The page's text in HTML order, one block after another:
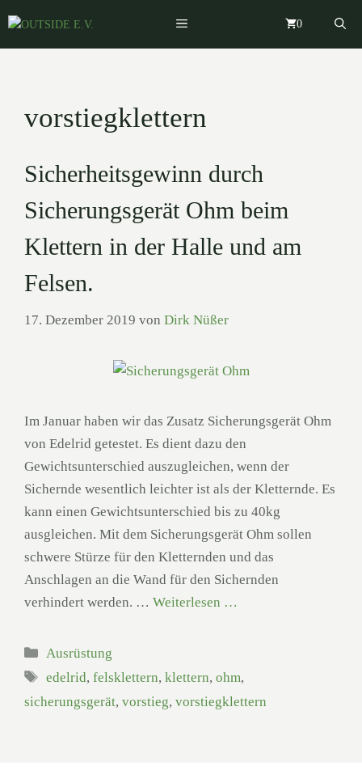
Inhalt
MENÜ 0
vorstiegklettern
Sicherheitsgewinn durch
Sicherungsgerät Ohm beim
Klettern in der Halle und am
Felsen.
17. Dezember 2019 von Dirk Nüßer
Im Januar haben wir das Zusatz Sicherungsgerät Ohm
von Edelrid getestet. Es dient dazu den
Gewichtsunterschied auszugleichen, wenn der
Sichernde wesentlich leichter ist als der Kletternde. Es
kann einen Gewichtsunterschied bis zu 40kg
ausgleichen. Mit dem Sicherungsgerät Ohm sollen
schwere Stürze für den Kletternden und das
Anschlagen an die Wand für den Sichernden
verhindert werden. … Weiterlesen …
Kategorien
Ausrüstung
Schlagwörter
edelrid,felsklettern,klettern,ohm,
sicherungsgerät, vorstieg, vorstiegklettern